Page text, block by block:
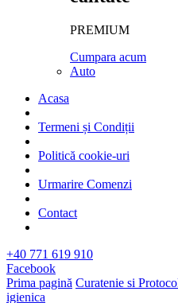
PREMIUM
Cumpara acum
Auto
Acasa
Termeni și Condiții
Politică cookie-uri
Urmarire Comenzi
Contact
+40 771 619 910
Facebook
Prima pagină Curatenie si
igienica